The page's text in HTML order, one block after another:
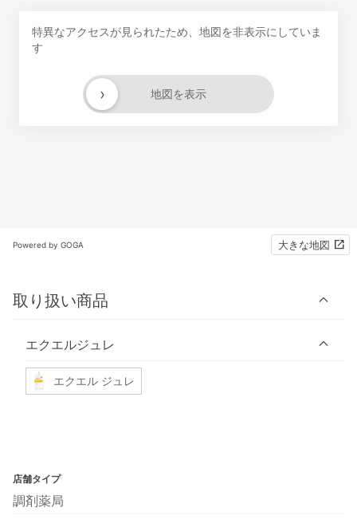
特異なアクセスが見られたため、地図を非表示にしていま
す
地図を表示
›
Powered by GOGA 大きな地図
取り扱い商品
エクエルジュレ
エクエル ジュレ
店舗タイプ
調剤薬局